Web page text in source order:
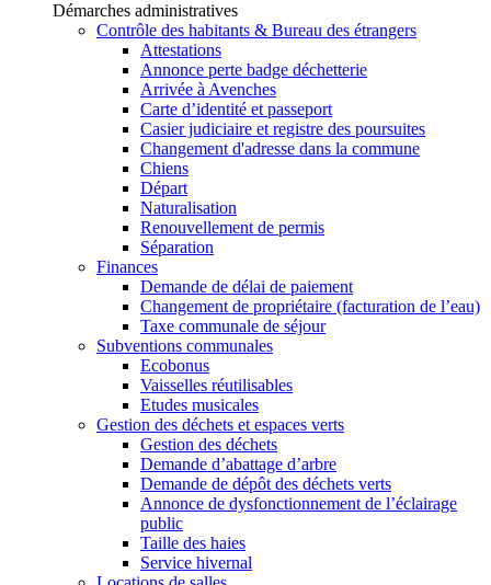
Démarches administratives
Contrôle des habitants & Bureau des étrangers
Attestations
Annonce perte badge déchetterie
Arrivée à Avenches
Carte d’identité et passeport
Casier judiciaire et registre des poursuites
Changement d'adresse dans la commune
Chiens
Départ
Naturalisation
Renouvellement de permis
Séparation
Finances
Demande de délai de paiement
Changement de propriétaire (facturation de l’eau)
Taxe communale de séjour
Subventions communales
Ecobonus
Vaisselles réutilisables
Etudes musicales
Gestion des déchets et espaces verts
Gestion des déchets
Demande d’abattage d’arbre
Demande de dépôt des déchets verts
Annonce de dysfonctionnement de l’éclairage
public
Taille des haies
Service hivernal